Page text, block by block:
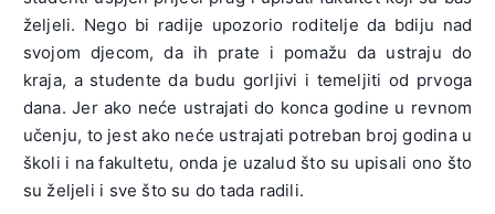
željeli. Nego bi radije upozorio roditelje da bdiju nad
svojom djecom, da ih prate i pomažu da ustraju do
kraja, a studente da budu gorljivi i temeljiti od prvoga
dana. Jer ako neće ustrajati do konca godine u revnom
učenju, to jest ako neće ustrajati potreban broj godina u
školi i na fakultetu, onda je uzalud što su upisali ono što
su željeli i sve što su do tada radili.